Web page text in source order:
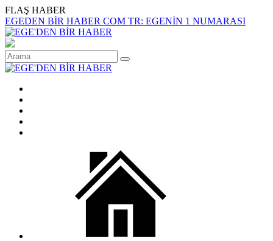
FLAŞ HABER
EGEDEN BİR HABER COM TR: EGENİN 1 NUMARASI